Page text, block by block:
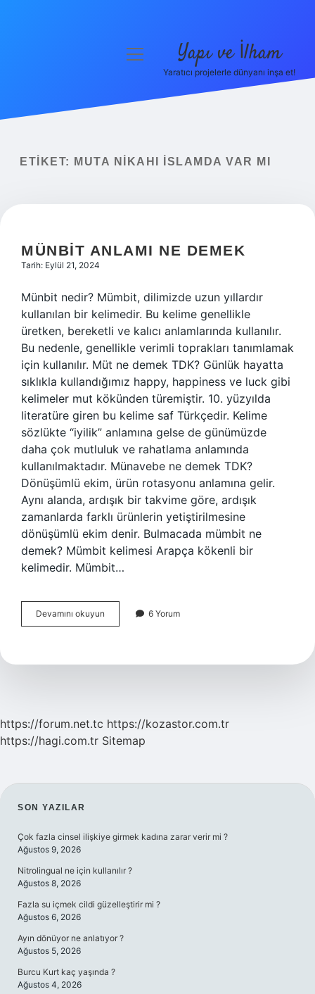
Yasal Uyarı
menüyü
Yapı ve İlham
Yaratıcı projelerle dünyanı inşa et!
ETIKET: MUTA NIKAHI İSLAMDA VAR MI
MÜNBIT ANLAMI NE DEMEK
Tarih: Eylül 21, 2024
Münbit nedir? Mümbit, dilimizde uzun yıllardır
kullanılan bir kelimedir. Bu kelime genellikle
üretken, bereketli ve kalıcı anlamlarında kullanılır.
Bu nedenle, genellikle verimli toprakları tanımlamak
için kullanılır. Müt ne demek TDK? Günlük hayatta
sıklıkla kullandığımız happy, happiness ve luck gibi
kelimeler mut kökünden türemiştir. 10. yüzyılda
literatüre giren bu kelime saf Türkçedir. Kelime
sözlükte “iyilik” anlamına gelse de günümüzde
daha çok mutluluk ve rahatlama anlamında
kullanılmaktadır. Münavebe ne demek TDK?
Dönüşümlü ekim, ürün rotasyonu anlamına gelir.
Aynı alanda, ardışık bir takvime göre, ardışık
zamanlarda farklı ürünlerin yetiştirilmesine
dönüşümlü ekim denir. Bulmacada mümbit ne
demek? Mümbit kelimesi Arapça kökenli bir
kelimedir. Mümbit…
Devamını okuyun
Anlamı
6 Yorum
https://forum.net.tc https://kozastor.com.tr
https://hagi.com.tr Sitemap
SIDEBAR
SON YAZILAR
Çok fazla cinsel ilişkiye girmek kadına zarar verir mi ?
Ağustos 9, 2026
Nitrolingual ne için kullanılır ?
Ağustos 8, 2026
Fazla su içmek cildi güzelleştirir mi ?
Ağustos 6, 2026
Ayın dönüyor ne anlatıyor ?
Ağustos 5, 2026
Burcu Kurt kaç yaşında ?
Ağustos 4, 2026